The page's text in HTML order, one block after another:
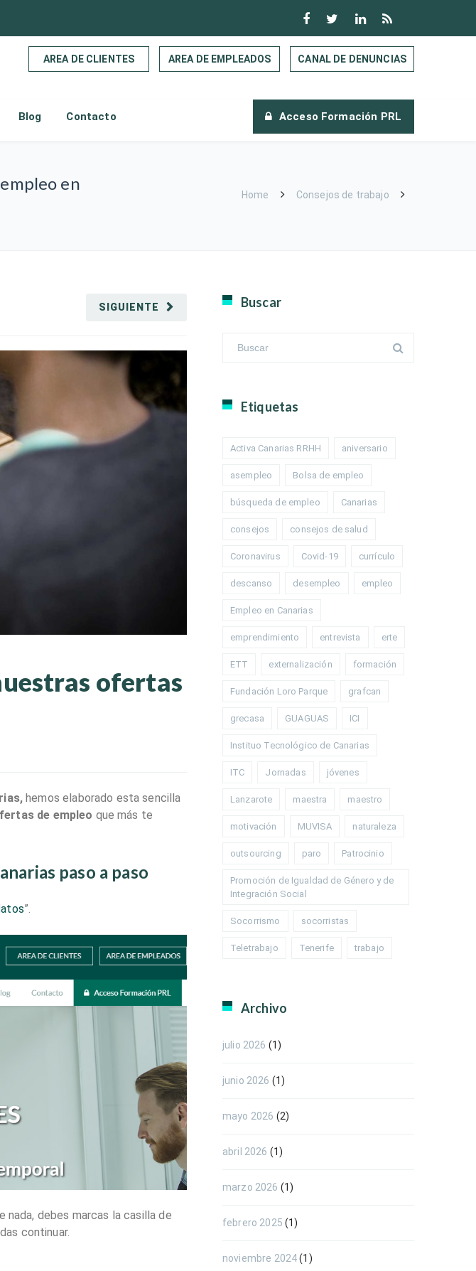
AREA DE CLIENTES AREA DE EMPLEADOS CANAL DE DENUNCIAS
Blog Contacto Acceso Formación PRL
en
Home Consejos de trabajo
SIGUIENTE
ofertas
hemos elaborado esta sencilla
de empleo que más te
paso a paso
”.
nada, debes marcas la casilla de
continuar.
Buscar
Etiquetas
Activa Canarias RRHH aniversario
asempleo Bolsa de empleo
búsqueda de empleo Canarias
consejos consejos de salud
Coronavirus Covid-19 currículo
descanso desempleo empleo
Empleo en Canarias
emprendimiento entrevista erte
ETT externalización formación
Fundación Loro Parque grafcan
grecasa GUAGUAS ICI
Instituo Tecnológico de Canarias
ITC Jornadas jóvenes
Lanzarote maestra maestro
motivación MUVISA naturaleza
outsourcing paro Patrocinio
Promoción de Igualdad de Género y de
Integración Social
Socorrismo socorristas
Teletrabajo Tenerife trabajo
Archivo
julio 2026 (1)
junio 2026 (1)
mayo 2026 (2)
abril 2026 (1)
marzo 2026 (1)
febrero 2025 (1)
noviembre 2024(1)